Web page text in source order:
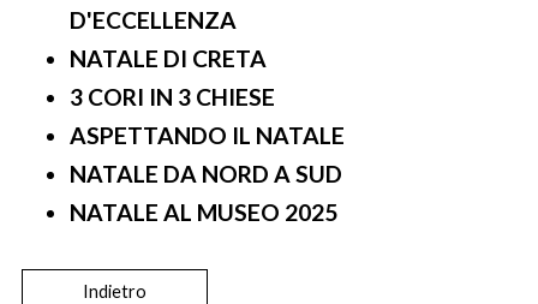
D'ECCELLENZA
NATALE DI CRETA
3 CORI IN 3 CHIESE
ASPETTANDO IL NATALE
NATALE DA NORD A SUD
NATALE AL MUSEO 2025
Indietro